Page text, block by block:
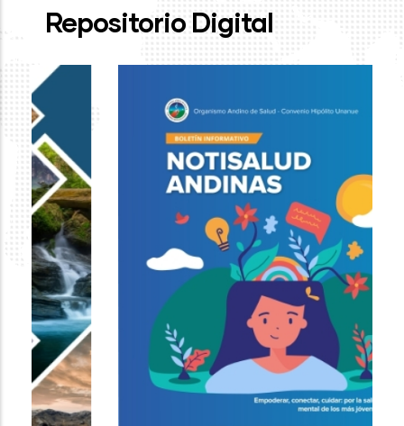
Repositorio Digital